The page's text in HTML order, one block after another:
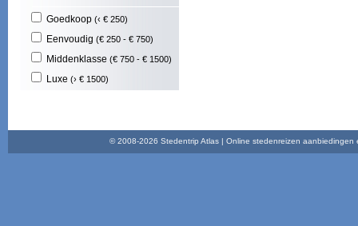
Goedkoop (‹ € 250)
Eenvoudig (€ 250 - € 750)
Middenklasse (€ 750 - € 1500)
Luxe (› € 1500)
© 2008-2026 Stedentrip Atlas | Online stedenreizen